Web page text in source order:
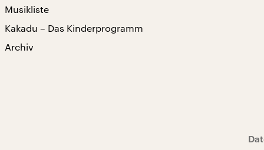
Musikliste
Kakadu – Das Kinderprogramm
Archiv